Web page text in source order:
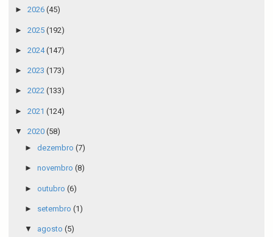
► 2026 (45)
► 2025 (192)
► 2024(147)
► 2023 (173)
► 2022 (133)
► 2021 (124)
▼ 2020 (58)
► dezembro (7)
► novembro (8)
► outubro (6)
► setembro (1)
▼ agosto (5)